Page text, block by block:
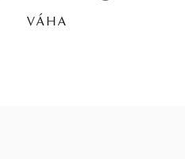
VÁHA